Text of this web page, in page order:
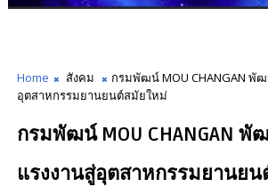
Home สังคม
กรมพัฒน์ MOU CHANGAN พั
อุตสาหกรรมยานยนต์สมัยใหม่
กรมพัฒน์ MOU CHANGAN
แรงงานสู่อุตสาหกรรมยานย